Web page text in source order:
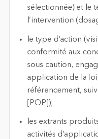
sélectionnée) et le
l’intervention
le type d’action
conformité aux
sous caution,
application de la
référencement,
[POP]);
les extrants
activités